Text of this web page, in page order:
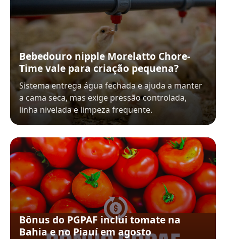
Bebedouro nipple Morelatto Chore-
Time vale para criação pequena?
Sistema entrega água fechada e ajuda a manter
a cama seca, mas exige pressão controlada,
linha nivelada e limpeza frequente.
Bônus do PGPAF inclui tomate na
Bahia e no Piauí em agosto